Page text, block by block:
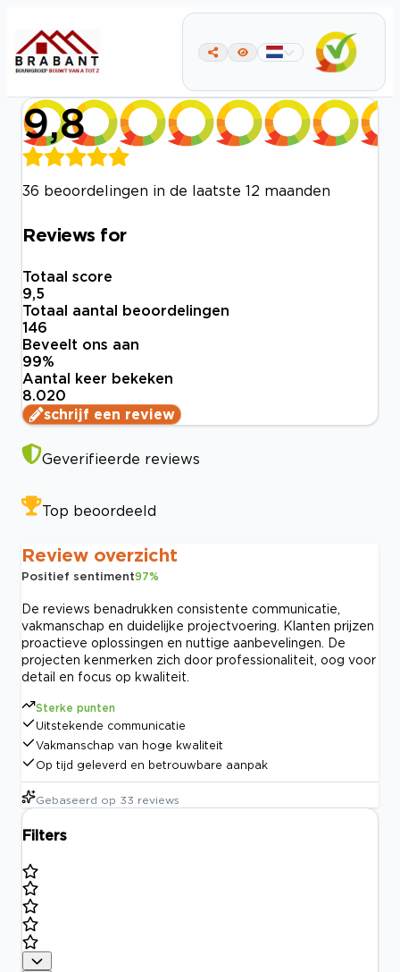
9,8
36 beoordelingen in de laatste 12 maanden
Reviews for
Totaal score
9,5
Totaal aantal beoordelingen
146
Beveelt ons aan
99%
Aantal keer bekeken
8.020
schrijf een review
Geverifieerde reviews
Top beoordeeld
Review overzicht
Positief sentiment97%
De reviews benadrukken consistente communicatie,
vakmanschap en duidelijke projectvoering. Klanten prijzen
proactieve oplossingen en nuttige aanbevelingen. De
projecten kenmerken zich door professionaliteit, oog voor
detail en focus op kwaliteit.
Sterke punten
Uitstekende communicatie
Vakmanschap van hoge kwaliteit
Op tijd geleverd en betrouwbare aanpak
Gebaseerd op 33 reviews
Filters